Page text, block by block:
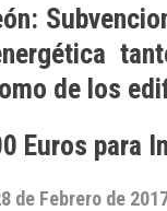
de los
Euros para
de Febrero de